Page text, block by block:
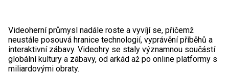
Videoherní průmysl nadále roste a vyvíjí se, přičemž
neustále posouvá hranice technologií, vyprávění příběhů a
interaktivní zábavy. Videohry se staly významnou součástí
globální kultury a zábavy, od arkád až po online platformy s
miliardovými obraty.